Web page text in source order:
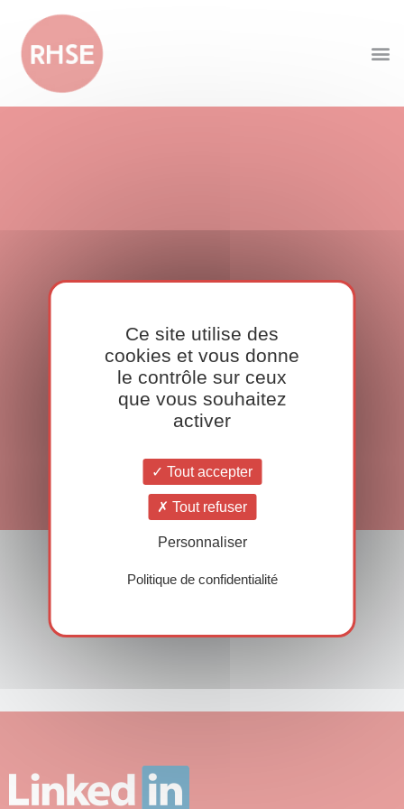
Ce site utilise des
cookies et vous donne
le contrôle sur ceux
que vous souhaitez
activer
Tout accepter
Tout refuser
Personnaliser
Politique de confidentialité